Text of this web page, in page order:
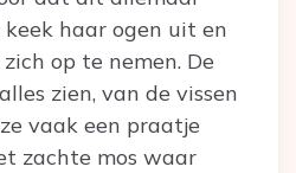
haar ogen uit en
op te nemen. De
zien, van de vissen
vaak een praatje
zachte mos waar